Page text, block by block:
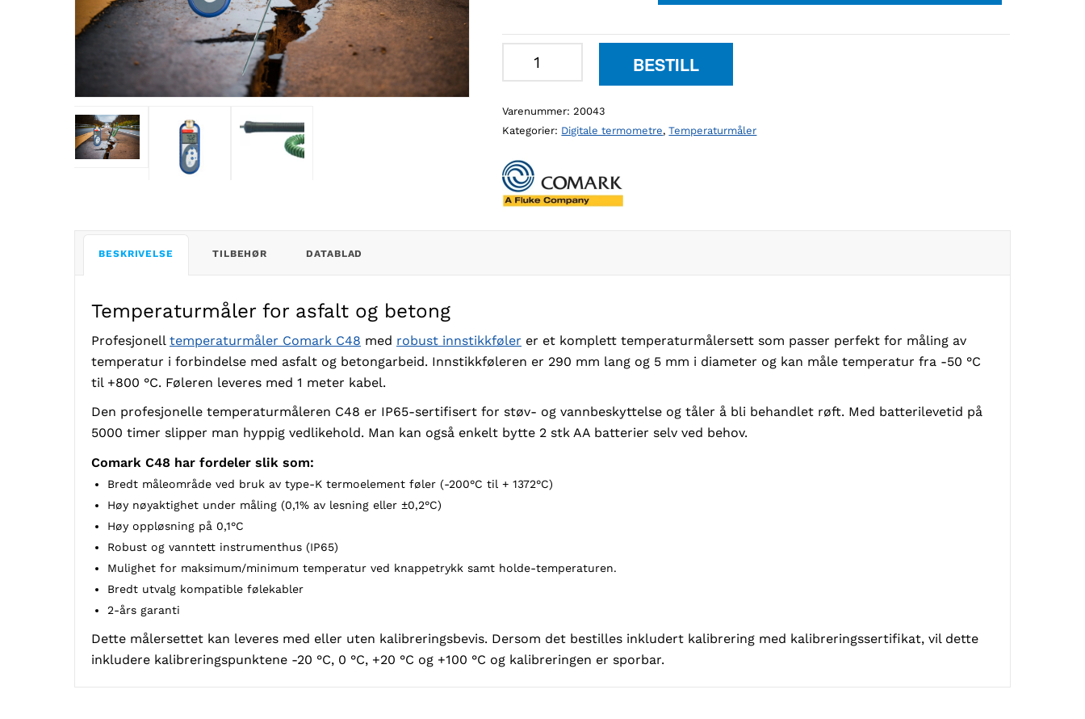
og
betong
antall
BESTILL
Varenummer:20043
Kategorier: Digitale termometre,Temperaturmåler
BESKRIVELSE TILBEHØR DATABLAD
Temperaturmåler for asfalt og betong
Profesjonell temperaturmåler Comark C48 med robust innstikkføler er et komplett temperaturmålersett som passer perfekt for måling av
temperatur i forbindelse med asfalt og betongarbeid. Innstikkføleren er 290 mm lang og 5 mm i diameter og kan måle temperatur fra -50 °C
til +800 °C. Føleren leveres med 1 meter kabel.
Den profesjonelle temperaturmåleren C48 er IP65-sertifisert for støv- og vannbeskyttelse og tåler å bli behandlet røft. Med batterilevetid på
5000 timer slipper man hyppig vedlikehold. Man kan også enkelt bytte 2 stk AA batterier selv ved behov.
Comark C48 har fordeler slik som:
Bredt måleområde ved bruk av type-K termoelement føler (-200°C til + 1372°C)
Høy nøyaktighet under måling (0,1% av lesning eller ±0,2°C)
Høy oppløsning på 0,1°C
Robust og vanntett instrumenthus (IP65)
Mulighet for maksimum/minimum temperatur ved knappetrykk samt holde-temperaturen.
Bredt utvalg kompatible følekabler
2-års garanti
Dette målersettet kan leveres med eller uten kalibreringsbevis. Dersom det bestilles inkludert kalibrering med kalibreringssertifikat, vil dette
inkludere kalibreringspunktene -20 °C, 0 °C, +20 °C og +100 °C og kalibreringen er sporbar.